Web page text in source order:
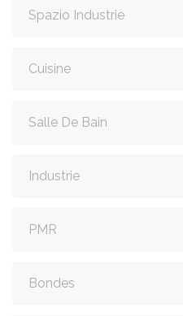
Spazio Industrie
Cuisine
Salle De Bain
Industrie
PMR
Bondes